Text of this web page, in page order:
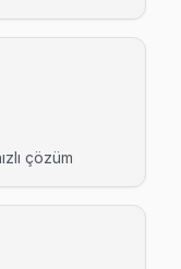
adresine gelen
çözüm